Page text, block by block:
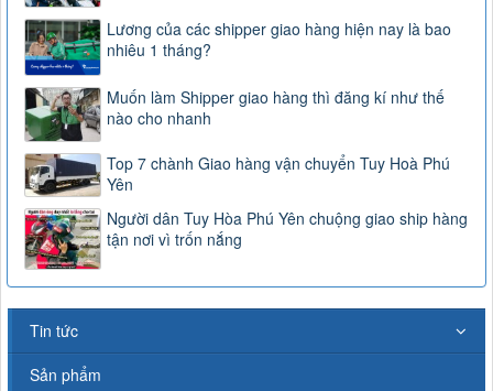
Lương của các shipper giao hàng hiện nay là bao
nhiêu 1 tháng?
Muốn làm Shipper giao hàng thì đăng kí như thế
nào cho nhanh
Top 7 chành Giao hàng vận chuyển Tuy Hoà Phú
Yên
Người dân Tuy Hòa Phú Yên chuộng giao ship hàng
tận nơi vì trốn nắng
Tin tức
Sản phẩm